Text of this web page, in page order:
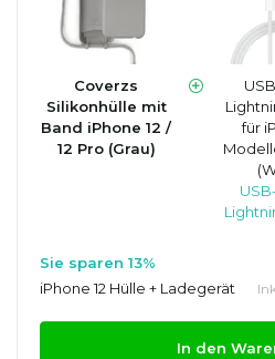
Coverzs
Silikonhülle mit
Band iPhone 12 /
12 Pro (Grau)
für
Sie sparen 13%
iPhone 12 Hülle + Ladegerät
In den